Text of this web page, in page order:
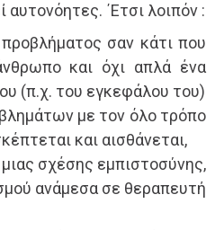
΄Ετσι λοιπόν :
σαν κάτι που
και όχι απλά ένα
(π.χ. του εγκεφάλου του)
με τον όλο τρόπο
και αισθάνεται,
σχέσης εμπιστοσύνης,
ανάμεσα σε θεραπευτή